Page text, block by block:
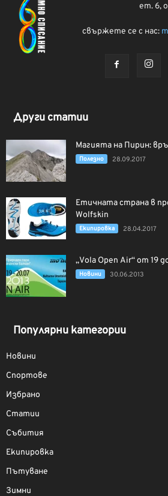
ет. 6,
свържете се с нас:
Други статии
Магията на Пирин:
Полезно 28.09.2017
Етичната страна в
Wolfskin
Екипировка 28.04.2017
„Vola Open Air“ от 19
Новини 30.06.2013
Популярни категории
Новини
Спортове
Избрано
Статии
Събития
Екипировка
Пътуване
Зимни